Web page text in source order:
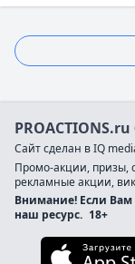
PROACTIONS.ru
Сайт сделан в IQ
Промо-акции, призы,
рекламные акции,
Внимание! Если Вам
наш ресурс. 18+